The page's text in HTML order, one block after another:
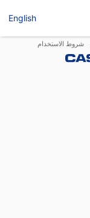
English
شروط الاستخدام